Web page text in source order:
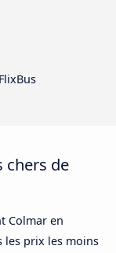
chers de
Colmar en
les prix les moins